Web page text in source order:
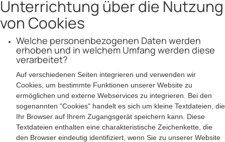
Unterrichtung über die Nutzung
von Cookies
Welche personenbezogenen Daten werden
erhoben und in welchem Umfang werden diese
verarbeitet?
Auf verschiedenen Seiten integrieren und verwenden wir
Cookies, um bestimmte Funktionen unserer Website zu
ermöglichen und externe Webservices zu integrieren. Bei den
sogenannten "Cookies" handelt es sich um kleine Textdateien, die
Ihr Browser auf Ihrem Zugangsgerät speichern kann. Diese
Textdateien enthalten eine charakteristische Zeichenkette, die
den Browser eindeutig identifiziert, wenn Sie zu unserer Website